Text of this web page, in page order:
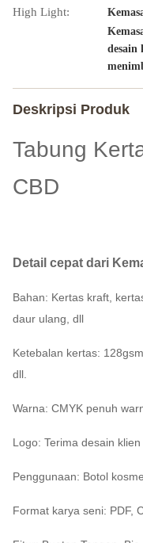
High Light:
desain
Deskripsi Produk
Tabung
CBD
Detail cepat dari
Bahan: Kertas kraft,
daur ulang, dll
Ketebalan kertas:
dll.
Warna: CMYK penuh
Logo: Terima desain klien
Penggunaan: Botol
Format karya seni: PDF,